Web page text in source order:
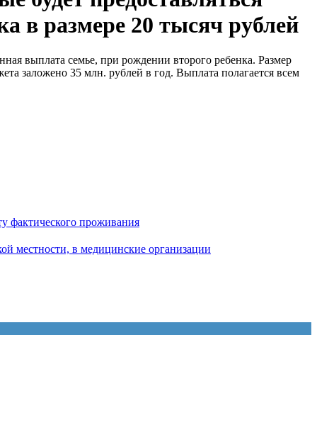
в размере 20 тысяч рублей
выплата семье, при рождении второго ребенка. Размер
заложено 35 млн. рублей в год. Выплата полагается всем
фактического проживания
местности, в медицинские организации